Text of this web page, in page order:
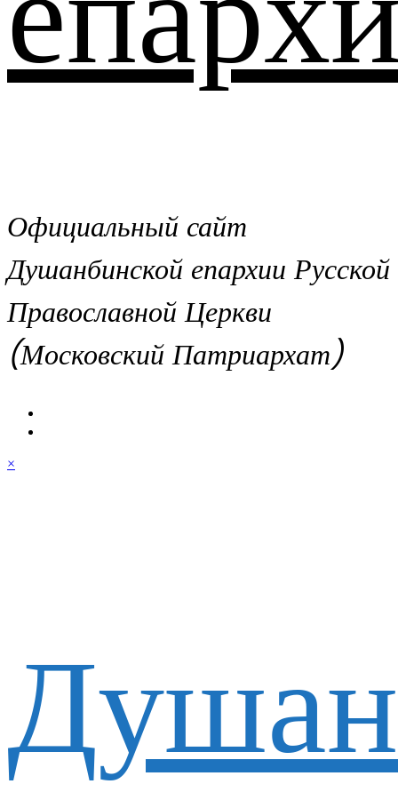
Официальный сайт
Душанбинской епархии Русской
Православной Церкви
(Московский Патриархат)
×